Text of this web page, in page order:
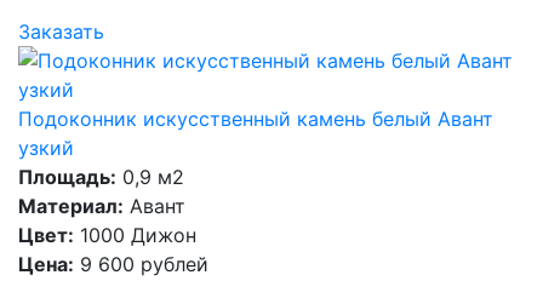
Заказать
Подоконник искусственный камень белый Авант
узкий
Площадь: 0,9 м2
Материал: Авант
Цвет: 1000 Дижон
Цена: 9 600 рублей